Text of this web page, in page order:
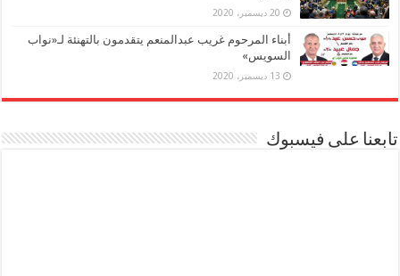
20 ديسمبر، 2020
أبناء المرحوم غريب عبدالمنعم يتقدمون بالتهنئة لـ«نواب
السويس»
13 ديسمبر، 2020
تابعنا على فيسبوك